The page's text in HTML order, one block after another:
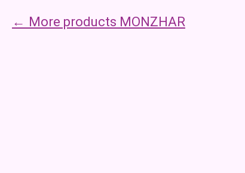
More products MONZHAR